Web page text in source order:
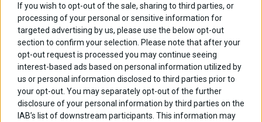
If you wish to opt-out of the sale, sharing to third parties, or
processing of your personal or sensitive information for
targeted advertising by us, please use the below opt-out
section to confirm your selection. Please note that after your
opt-out request is processed you may continue seeing
interest-based ads based on personal information utilized by
us or personal information disclosed to third parties prior to
your opt-out. You may separately opt-out of the further
disclosure of your personal information by third parties on the
IAB’s list of downstream participants. This information may
Αποθήκευσε το όνομά μου, email, και τον ιστότοπο μου σε αυτόν
τον πλοηγό για την επόμενη φορά που θα σχολιάσω.
Πλοήγηση
άρθρων
Previous
post:
Die Welt: “Η έξοδος της
Ελλάδας από την Ευρωζώνη
δεν είναι ταμπού”
Ο Nikkei «αναστατώνει» τις
αγορές